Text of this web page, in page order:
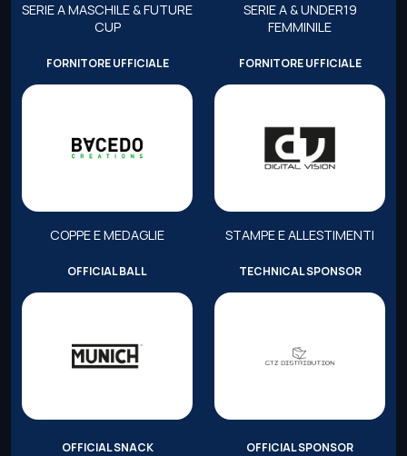
SERIE A MASCHILE & FUTURE
CUP
SERIE A & UNDER19
FEMMINILE
FORNITORE UFFICIALE
COPPE E MEDAGLIE
FORNITORE UFFICIALE
STAMPE E ALLESTIMENTI
OFFICIAL BALL TECHNICAL SPONSOR
OFFICIAL SNACK OFFICIAL SPONSOR